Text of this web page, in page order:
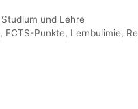
Studium und Lehre
, ECTS-Punkte, Lernbulimie,